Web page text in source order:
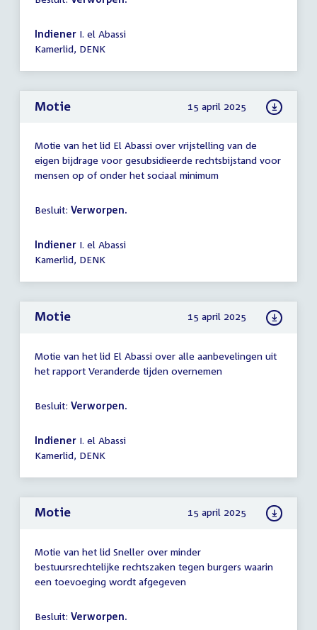
Indiener I. el Abassi
Kamerlid, DENK
Motie 15 april 2025
Motie van het lid El Abassi over vrijstelling van de
eigen bijdrage voor gesubsidieerde rechtsbijstand voor
mensen op of onder het sociaal minimum
Besluit: Verworpen.
Indiener I. el Abassi
Kamerlid, DENK
Motie 15 april 2025
Motie van het lid El Abassi over alle aanbevelingen uit
het rapport Veranderde tijden overnemen
Besluit: Verworpen.
Indiener I. el Abassi
Kamerlid, DENK
Motie 15 april 2025
Motie van het lid Sneller over minder
bestuursrechtelijke rechtszaken tegen burgers waarin
een toevoeging wordt afgegeven
Besluit: Verworpen.